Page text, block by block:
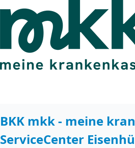
BKK mkk - meine
ServiceCenter